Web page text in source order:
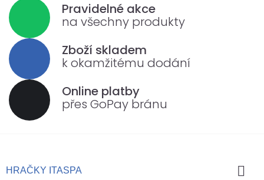
Pravidelné akce
na všechny produkty
Zboží skladem
k okamžitému dodání
Online platby
přes GoPay bránu
HRAČKY ITASPA 